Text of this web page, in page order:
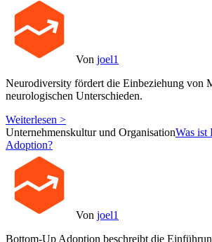
Von joel1
Neurodiversity fördert die Einbeziehung von
neurologischen Unterschieden.
Weiterlesen >
Unternehmenskultur und OrganisationWas ist
Adoption?
Von joel1
Bottom-Up Adoption beschreibt die